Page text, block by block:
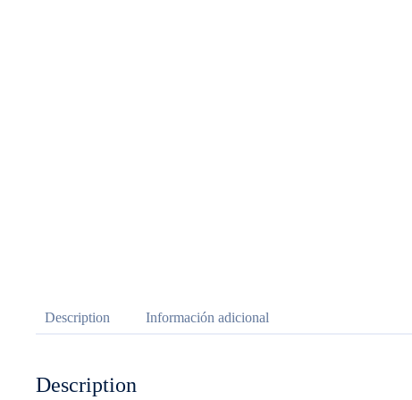
Description Información adicional
Description